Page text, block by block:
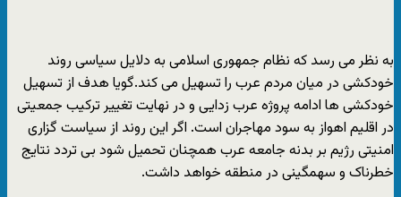
به نظر مى رسد كه نظام جمهورى اسلامى به دلايل سياسى روند
خودكشى در میان مردم عرب را تسهیل می کند.گویا هدف از تسهیل
خودکشی ها ادامه پرو‌‌ژه عرب زدایی و در نهايت تغییر ترکیب جمعیتی
در اقلیم اهواز به سود مهاجران است. اگر این روند از سیاست گزاری
امنیتی رژیم بر بدنه جامعه عرب همچنان تحمیل شود بی تردد نتایج
خطرناک و سهمگینی در منطقه خواهد داشت.